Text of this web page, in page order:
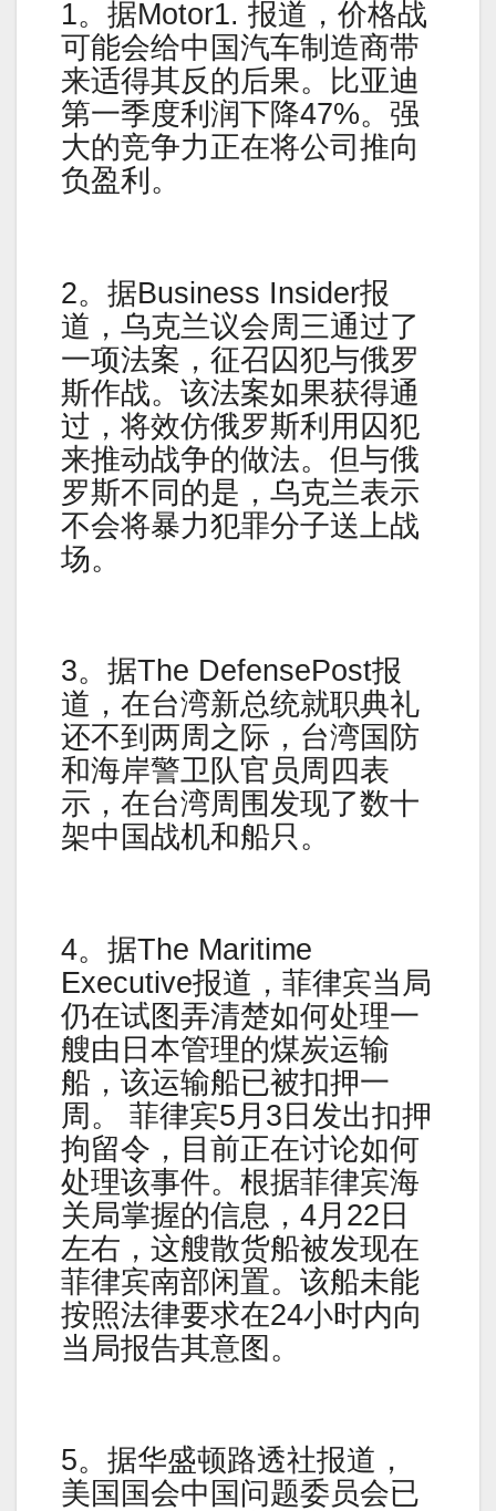
1。据Motor1. 报道，价格战
可能会给中国汽车制造商带
来适得其反的后果。比亚迪
第一季度利润下降47%。强
大的竞争力正在将公司推向
负盈利。
2。据Business Insider报
道，乌克兰议会周三通过了
一项法案，征召囚犯与俄罗
斯作战。该法案如果获得通
过，将效仿俄罗斯利用囚犯
来推动战争的做法。但与俄
罗斯不同的是，乌克兰表示
不会将暴力犯罪分子送上战
场。
3。据The DefensePost报
道，在台湾新总统就职典礼
还不到两周之际，台湾国防
和海岸警卫队官员周四表
示，在台湾周围发现了数十
架中国战机和船只。
4。据The Maritime
Executive报道，菲律宾当局
仍在试图弄清楚如何处理一
艘由日本管理的煤炭运输
船，该运输船已被扣押一
周。 菲律宾5月3日发出扣押
拘留令，目前正在讨论如何
处理该事件。根据菲律宾海
关局掌握的信息，4月22日
左右，这艘散货船被发现在
菲律宾南部闲置。该船未能
按照法律要求在24小时内向
当局报告其意图。
5。据华盛顿路透社报道，
美国国会中国问题委员会已